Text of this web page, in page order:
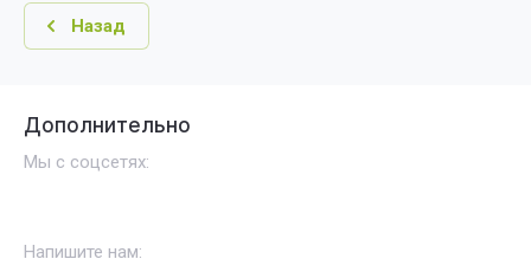
Назад
Дополнительно
Мы с соцсетях:
Напишите нам: